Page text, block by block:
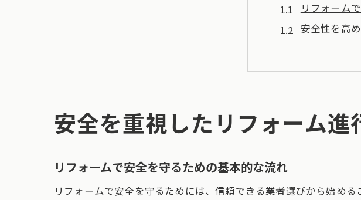
リフォーム
安全性を高
リフォーム
安全確保に
快適な暮ら
愛知県津島市で
津島市で信
安全を重視したリフォーム進
リフォームで安全を守るための基本的な流れ
リフォームで安全を守るためには、信頼できる業者選びから始め